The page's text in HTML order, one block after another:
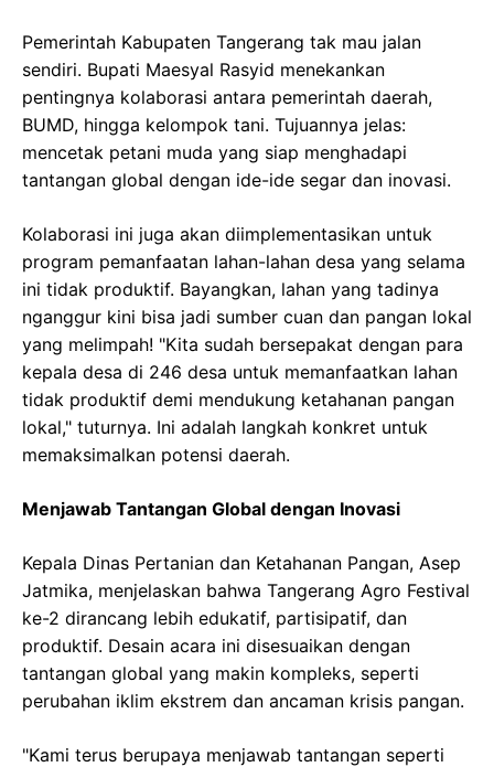
Pemerintah Kabupaten Tangerang tak mau jalan
sendiri. Bupati Maesyal Rasyid menekankan
pentingnya kolaborasi antara pemerintah daerah,
BUMD, hingga kelompok tani. Tujuannya jelas:
mencetak petani muda yang siap menghadapi
tantangan global dengan ide-ide segar dan inovasi.
Kolaborasi ini juga akan diimplementasikan untuk
program pemanfaatan lahan-lahan desa yang selama
ini tidak produktif. Bayangkan, lahan yang tadinya
nganggur kini bisa jadi sumber cuan dan pangan lokal
yang melimpah! "Kita sudah bersepakat dengan para
kepala desa di 246 desa untuk memanfaatkan lahan
tidak produktif demi mendukung ketahanan pangan
lokal," tuturnya. Ini adalah langkah konkret untuk
memaksimalkan potensi daerah.
Menjawab Tantangan Global dengan Inovasi
Kepala Dinas Pertanian dan Ketahanan Pangan, Asep
Jatmika, menjelaskan bahwa Tangerang Agro Festival
ke-2 dirancang lebih edukatif, partisipatif, dan
produktif. Desain acara ini disesuaikan dengan
tantangan global yang makin kompleks, seperti
perubahan iklim ekstrem dan ancaman krisis pangan.
"Kami terus berupaya menjawab tantangan seperti